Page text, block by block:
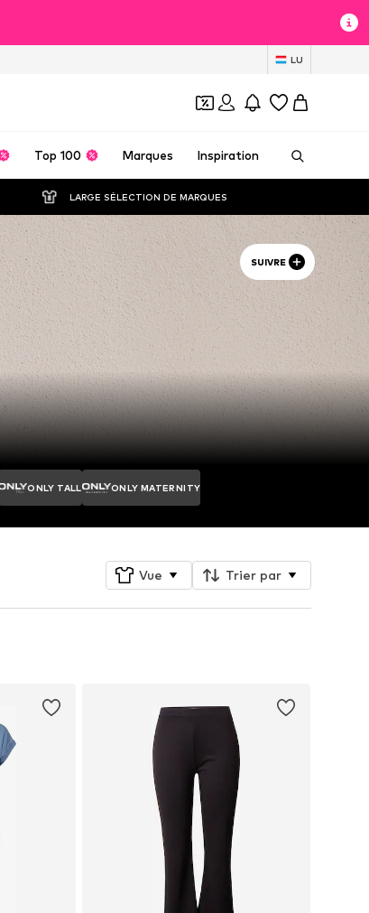
LU
Top 100 Marques Inspiration
LARGE SÉLECTION DE MARQUES
SUIVRE
ONLY TALL ONLY MATERNITY
Vue Trier par